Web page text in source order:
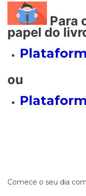
Para
papel do
ou
Comece o seu dia